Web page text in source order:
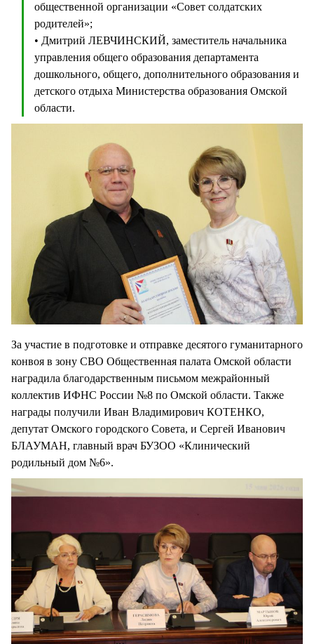
общественной организации «Совет солдатских
родителей»;
• Дмитрий ЛЕВЧИНСКИЙ, заместитель начальника
управления общего образования департамента
дошкольного, общего, дополнительного образования и
детского отдыха Министерства образования Омской
области.
За участие в подготовке и отправке десятого гуманитарного
конвоя в зону СВО Общественная палата Омской области
наградила благодарственным письмом межрайонный
коллектив ИФНС России №8 по Омской области. Также
награды получили Иван Владимирович КОТЕНКО,
депутат Омского городского Совета, и Сергей Иванович
БЛАУМАН, главный врач БУЗОО «Клинический
родильный дом №6».